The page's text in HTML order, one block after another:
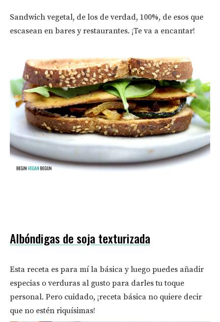
Sandwich vegetal, de los de verdad, 100%, de esos que
escasean en bares y restaurantes. ¡Te va a encantar!
Albóndigas de soja texturizada
Esta receta es para mí la básica y luego puedes añadir
especias o verduras al gusto para darles tu toque
personal. Pero cuidado, ¡receta básica no quiere decir
que no estén riquísimas!